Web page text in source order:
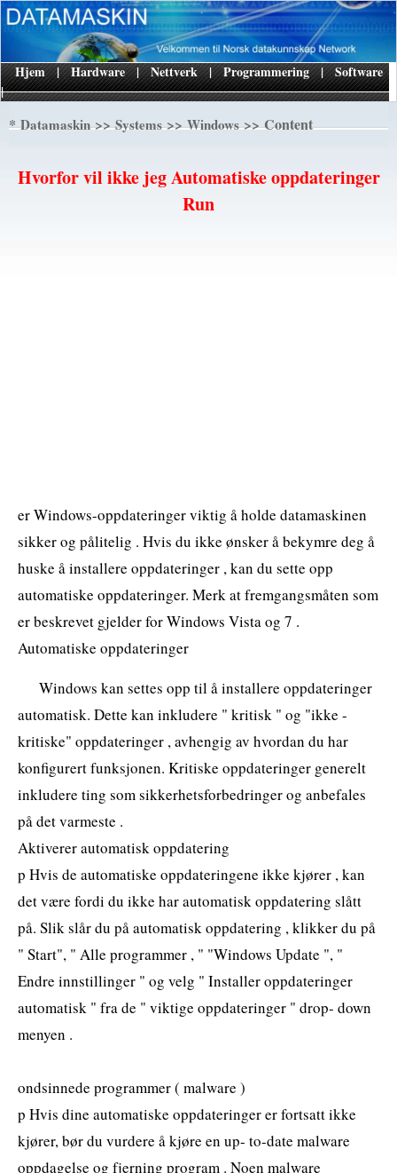
|
Hjem | Hardware | Nettverk | Programmering | Software
*Datamaskin>>Systems>>Windows>> Content
Hvorfor vil ikke jeg Automatiske oppdateringer
Run
er Windows-oppdateringer viktig å holde datamaskinen
sikker og pålitelig . Hvis du ikke ønsker å bekymre deg å
huske å installere oppdateringer , kan du sette opp
automatiske oppdateringer. Merk at fremgangsmåten som
er beskrevet gjelder for Windows Vista og 7 .
Automatiske oppdateringer
Windows kan settes opp til å installere oppdateringer
automatisk. Dette kan inkludere " kritisk " og "ikke -
kritiske" oppdateringer , avhengig av hvordan du har
konfigurert funksjonen. Kritiske oppdateringer generelt
inkludere ting som sikkerhetsforbedringer og anbefales
på det varmeste .
Aktiverer automatisk oppdatering
p Hvis de automatiske oppdateringene ikke kjører , kan
det være fordi du ikke har automatisk oppdatering slått
på. Slik slår du på automatisk oppdatering , klikker du på
" Start", " Alle programmer , " "Windows Update ", "
Endre innstillinger " og velg " Installer oppdateringer
automatisk " fra de " viktige oppdateringer " drop- down
menyen .
ondsinnede programmer ( malware )
p Hvis dine automatiske oppdateringer er fortsatt ikke
kjører, bør du vurdere å kjøre en up- to-date malware
oppdagelse og fjerning program . Noen malware